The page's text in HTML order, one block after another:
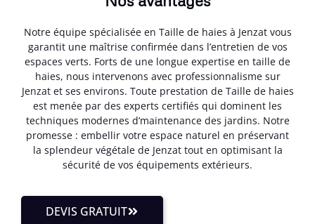
Notre équipe spécialisée en Taille de haies à Jenzat vous
garantit une maîtrise confirmée dans l’entretien de vos
espaces verts. Forts de une longue expertise en taille de
haies, nous intervenons avec professionnalisme sur
Jenzat et ses environs. Toute prestation de Taille de haies
est menée par des experts certifiés qui dominent les
techniques modernes d’maintenance des jardins. Notre
promesse : embellir votre espace naturel en préservant
la splendeur végétale de Jenzat tout en optimisant la
sécurité de vos équipements extérieurs.
DEVIS GRATUIT